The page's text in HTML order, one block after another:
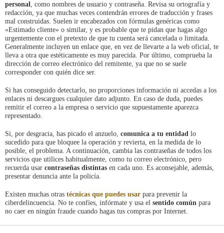
personal, como nombres de usuario y contraseña. Revisa su ortografía y
redacción, ya que muchas veces contendrán errores de traducción y frases
mal construidas. Suelen ir encabezados con fórmulas genéricas como
«Estimado cliente» o similar, y es probable que te pidan que hagas algo
urgentemente con el pretexto de que tu cuenta será cancelada o limitada.
Generalmente incluyen un enlace que, en vez de llevarte a la web oficial, te
lleva a otra que estéticamente es muy parecida. Por último, comprueba la
dirección de correo electrónico del remitente, ya que no se suele
corresponder con quién dice ser.
Si has conseguido detectarlo, no proporciones información ni accedas a los
enlaces ni descargues cualquier dato adjunto. En caso de duda, puedes
remitir el correo a la empresa o servicio que supuestamente aparezca
representado.
Si, por desgracia, has picado el anzuelo, comunica a tu entidad lo
sucedido para que bloquee la operación y revierta, en la medida de lo
posible, el problema. A continuación, cambia las contraseñas de todos los
servicios que utilices habitualmente, como tu correo electrónico, pero
recuerda usar contraseñas distintas en cada uno. Es aconsejable, además,
presentar denuncia ante la policía.
Existen muchas otras técnicas que puedes usar para prevenir la
ciberdelincuencia. No te confíes, infórmate y usa el sentido común para
no caer en ningún fraude cuando hagas tus compras por Internet.